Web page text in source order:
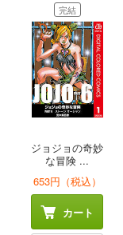
完結
ジョジョの奇妙
な冒険 ...
653円（税込）
カート